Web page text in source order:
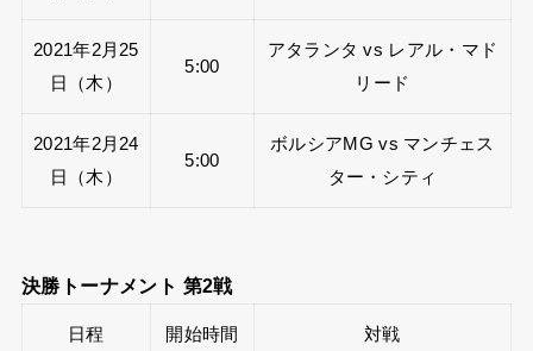
2021年2月25
日（木）
5:00
アタランタ vs レアル・マド
リード
2021年2月24
日（木）
5:00
ボルシアMG vs マンチェス
ター・シティ
決勝トーナメント 第2戦
日程 開始時間 対戦